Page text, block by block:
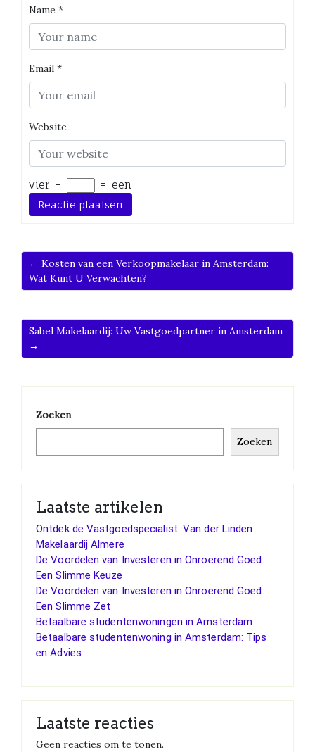
Name *
Email *
Website
vier − = een
← Kosten van een Verkoopmakelaar in Amsterdam:
Wat Kunt U Verwachten?
Sabel Makelaardij: Uw Vastgoedpartner in Amsterdam
→
Zoeken
Zoeken
Laatste artikelen
Ontdek de Vastgoedspecialist: Van der Linden
Makelaardij Almere
De Voordelen van Investeren in Onroerend Goed:
Een Slimme Keuze
De Voordelen van Investeren in Onroerend Goed:
Een Slimme Zet
Betaalbare studentenwoningen in Amsterdam
Betaalbare studentenwoning in Amsterdam: Tips
en Advies
Laatste reacties
Geen reacties om te tonen.